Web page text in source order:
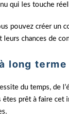
qui les touche
pouvez créer un
chances de
long terme
du temps, de
prêt à faire cet